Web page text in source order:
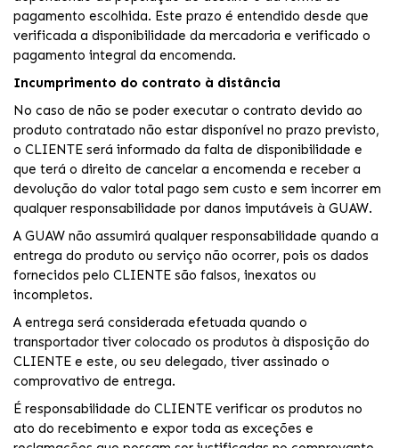
pagamento escolhida. Este prazo é entendido desde que
verificada a disponibilidade da mercadoria e verificado o
pagamento integral da encomenda.
Incumprimento do contrato à distância
No caso de não se poder executar o contrato devido ao
produto contratado não estar disponível no prazo previsto,
o CLIENTE será informado da falta de disponibilidade e
que terá o direito de cancelar a encomenda e receber a
devolução do valor total pago sem custo e sem incorrer em
qualquer responsabilidade por danos imputáveis à GUAW.
A GUAW não assumirá qualquer responsabilidade quando a
entrega do produto ou serviço não ocorrer, pois os dados
fornecidos pelo CLIENTE são falsos, inexatos ou
incompletos.
A entrega será considerada efetuada quando o
transportador tiver colocado os produtos à disposição do
CLIENTE e este, ou seu delegado, tiver assinado o
comprovativo de entrega.
É responsabilidade do CLIENTE verificar os produtos no
ato do recebimento e expor toda as exceções e